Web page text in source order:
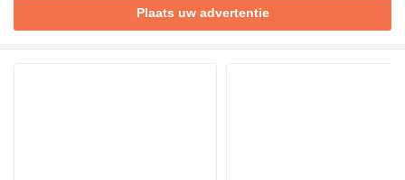
Plaats uw advertentie